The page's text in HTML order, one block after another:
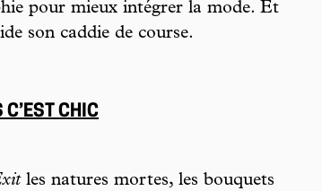
pour mieux intégrer la mode. Et
son caddie de course.
C’EST CHIC
les natures mortes, les bouquets